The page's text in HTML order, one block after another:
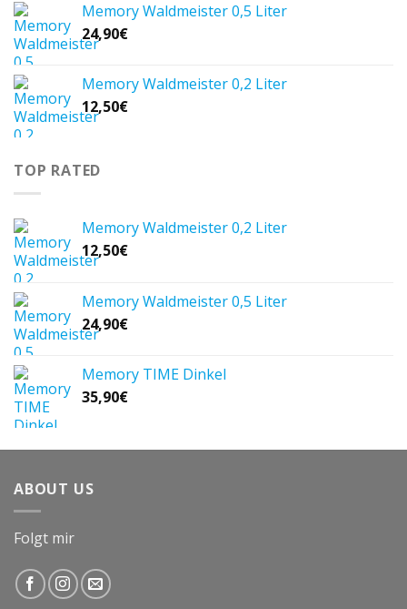
Memory Waldmeister 0,5 Liter
24,90€
Memory Waldmeister 0,2 Liter
12,50€
TOP RATED
Memory Waldmeister 0,2 Liter
12,50€
Memory Waldmeister 0,5 Liter
24,90€
Memory TIME Dinkel
35,90€
ABOUT US
Folgt mir